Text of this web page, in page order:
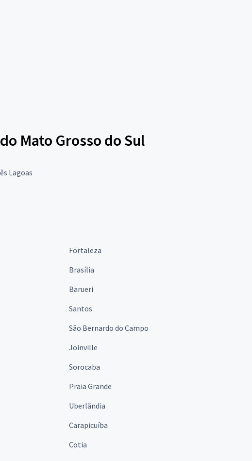
Mato Grosso do Sul
Lagoas
Fortaleza
Brasília
Barueri
Santos
São Bernardo do Campo
Joinville
Sorocaba
Praia Grande
Uberlândia
Carapicuíba
Cotia